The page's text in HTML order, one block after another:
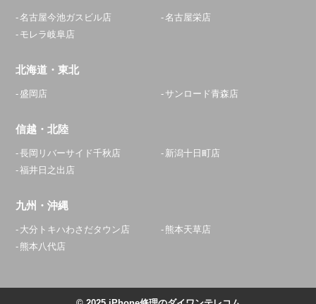
名古屋今池ガスビル店
名古屋栄店
モレラ岐阜店
北海道・東北
盛岡店 サンロード青森店
信越・北陸
長岡リバーサイド千秋店
新潟十日町店
福井日之出店
九州・沖縄
大分トキハわさだタウン店
熊本天草店
熊本八代店